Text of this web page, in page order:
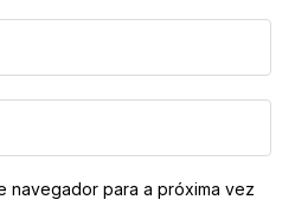
navegador para a próxima vez